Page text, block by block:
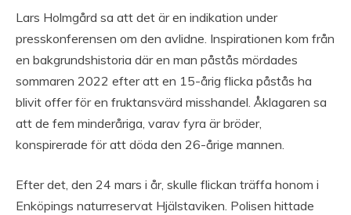
Lars Holmgård sa att det är en indikation under
presskonferensen om den avlidne. Inspirationen kom från
en bakgrundshistoria där en man påstås mördades
sommaren 2022 efter att en 15-årig flicka påstås ha
blivit offer för en fruktansvärd misshandel. Åklagaren sa
att de fem minderåriga, varav fyra är bröder,
konspirerade för att döda den 26-årige mannen.
Efter det, den 24 mars i år, skulle flickan träffa honom i
Enköpings naturreservat Hjälstaviken. Polisen hittade